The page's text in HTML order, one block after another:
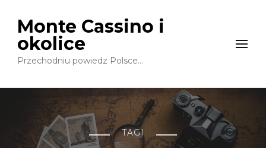
Monte Cassino i
okolice
Przechodniu powiedz Polsce…
TAGI